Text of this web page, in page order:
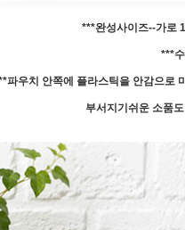
***완성사이즈--가로
***
파우치 안쪽에 플라스틱을 안감으로
부서지기쉬운 소품